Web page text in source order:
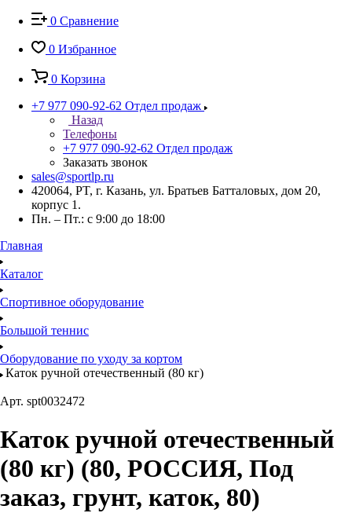
0 Сравнение
0 Избранное
0 Корзина
+7 977 090-92-62 Отдел продаж
Назад
Телефоны
+7 977 090-92-62 Отдел продаж
Заказать звонок
sales@sportlp.ru
420064, PT, г. Казань, ул. Братьев Батталовых, дом 20,
корпус 1.
Пн. – Пт.: с 9:00 до 18:00
Главная
Каталог
Спортивное оборудование
Большой теннис
Оборудование по уходу за кортом
Каток ручной отечественный (80 кг)
Арт. spt0032472
Каток ручной отечественный
(80 кг) (80, РОССИЯ, Под
заказ, грунт, каток, 80)